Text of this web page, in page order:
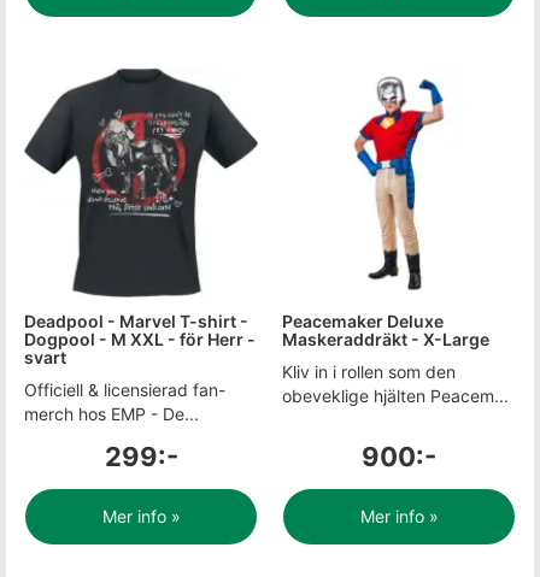
Deadpool - Marvel T-shirt -
Dogpool - M XXL - för Herr -
svart
Officiell & licensierad fan-
merch hos EMP - De...
299:-
Mer info »
Peacemaker Deluxe
Maskeraddräkt - X-Large
Kliv in i rollen som den
obeveklige hjälten Peacem...
900:-
Mer info »